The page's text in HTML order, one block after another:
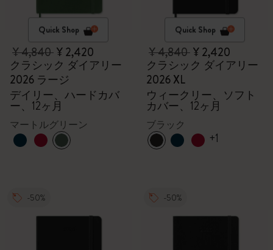
Quick Shop
¥ 4,840¥ 2,420
クラシック ダイアリー
2026 ラージ
デイリー、ハードカバ
ー、12ヶ月
マートルグリーン
Quick Shop
¥ 4,840¥ 2,420
クラシック ダイアリー
2026 XL
ウィークリー、ソフト
カバー、12ヶ月
ブラック
+1
-50% -50%